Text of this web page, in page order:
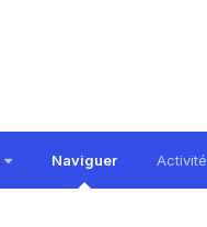
Naviguer Activité